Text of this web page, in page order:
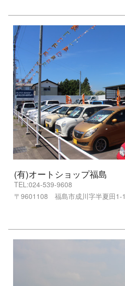
(有)オートショップ福島
TEL:024-539-9608
〒9601108 福島市成川字半夏田1-1